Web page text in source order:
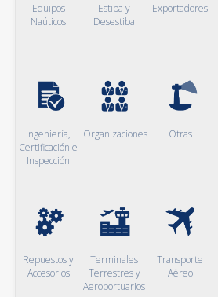
Equipos
Naúticos
Estiba y
Desestiba
Exportadores
Ingeniería,
Certificación e
Inspección
Organizaciones Otras
Repuestos y
Accesorios
Terminales
Terrestres y
Aeroportuarios
Transporte
Aéreo